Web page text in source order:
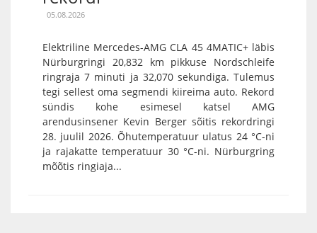
05.08.2026
Elektriline Mercedes-AMG CLA 45 4MATIC+ läbis
Nürburgringi 20,832 km pikkuse Nordschleife
ringraja 7 minuti ja 32,070 sekundiga. Tulemus
tegi sellest oma segmendi kiireima auto. Rekord
sündis kohe esimesel katsel AMG
arendusinsener Kevin Berger sõitis rekordringi
28. juulil 2026. Õhutemperatuur ulatus 24 °C-ni
ja rajakatte temperatuur 30 °C-ni. Nürburgring
mõõtis ringiaja...